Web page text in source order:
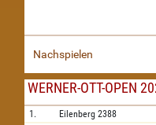
Nachspielen
WERNER-OTT-OPEN
1. Eilenberg 2388